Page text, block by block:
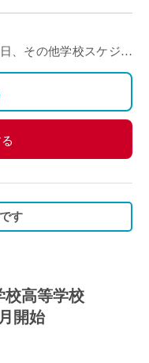
給24万1300円＋賞与＋
給24万7900円＋賞与＋
労災保険
、その他学校スケジュ
す
校高等学校
開始